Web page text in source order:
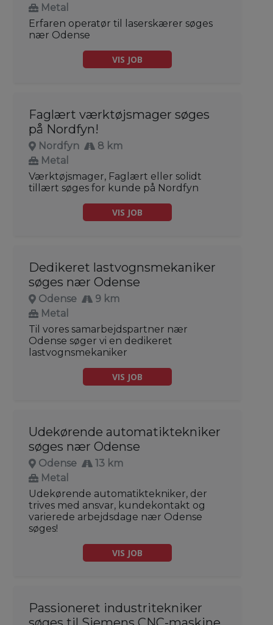
Metal
Erfaren operatør til laserskærer søges
nær Odense
VIS JOB
Faglært værktøjsmager søges
på Nordfyn!
Nordfyn
8 km
Metal
Værktøjsmager, Faglært eller solidt
tillært søges for kunde på Nordfyn
VIS JOB
Dedikeret lastvognsmekaniker
søges nær Odense
Odense
9 km
Metal
Til vores samarbejdspartner nær
Odense søger vi en dedikeret
lastvognsmekaniker
VIS JOB
Udekørende automatiktekniker
søges nær Odense
Odense
13 km
Metal
Udekørende automatiktekniker, der
trives med ansvar, kundekontakt og
varierede arbejdsdage nær Odense
søges!
VIS JOB
Passioneret industritekniker